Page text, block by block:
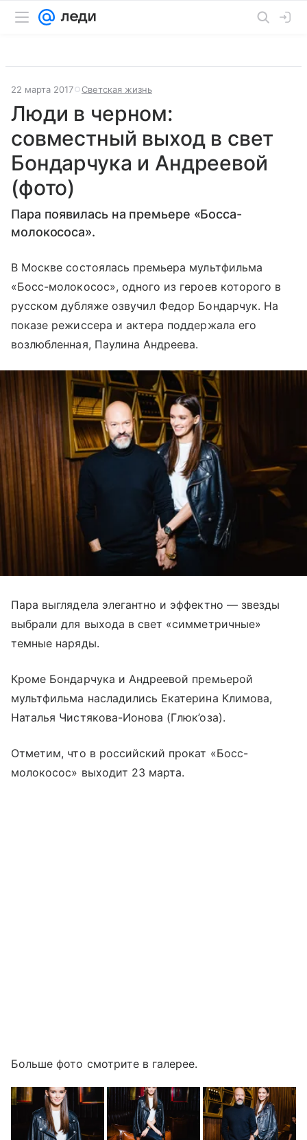
22 марта 2017 Светская жизнь
Люди в черном:
совместный выход в свет
Бондарчука и Андреевой
(фото)
Пара появилась на премьере «Босса-
молокососа».
В Москве состоялась премьера мультфильма
«Босс-молокосос», одного из героев которого в
русском дубляже озвучил Федор Бондарчук. На
показе режиссера и актера поддержала его
возлюбленная, Паулина Андреева.
Пара выглядела элегантно и эффектно — звезды
выбрали для выхода в свет «симметричные»
темные наряды.
Кроме Бондарчука и Андреевой премьерой
мультфильма насладились Екатерина Климова,
Наталья Чистякова-Ионова (Глюк’оза).
Отметим, что в российский прокат «Босс-
молокосос» выходит 23 марта.
Больше фото смотрите в галерее.